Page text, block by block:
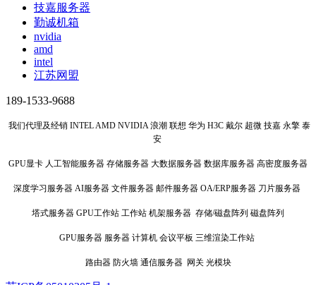
技嘉服务器
勤诚机箱
nvidia
amd
intel
江苏网盟
189-1533-9688
我们代理及经销 INTEL AMD NVIDIA 浪潮 联想 华为 H3C 戴尔 超微 技嘉 永擎 泰
安
GPU显卡 人工智能服务器 存储服务器 大数据服务器 数据库服务器 高密度服务器
深度学习服务器 AI服务器 文件服务器 邮件服务器 OA/ERP服务器 刀片服务器
塔式服务器 GPU工作站 工作站 机架服务器 存储/磁盘阵列 磁盘阵列
GPU服务器 服务器 计算机 会议平板 三维渲染工作站
路由器 防火墙 通信服务器 网关 光模块